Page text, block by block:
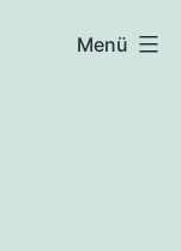
Menü